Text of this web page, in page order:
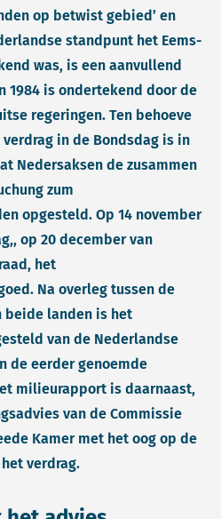
op betwist gebied’ en
standpunt het Eems-
was, is een aanvullend
1984 is ondertekend door de
regeringen. Ten behoeve
in de Bondsdag is in
Nedersaksen de zusammen
zum
opgesteld. Op 14 november
op 20 december van
het
Na overleg tussen de
landen is het
van de Nederlandse
de eerder genoemde
milieurapport is daarnaast,
van de Commissie
Kamer met het oog op de
verdrag.